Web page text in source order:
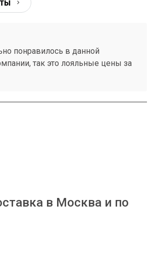
понравилось в данной
так это лояльные цены за
Чего действительно не
в Москва и по